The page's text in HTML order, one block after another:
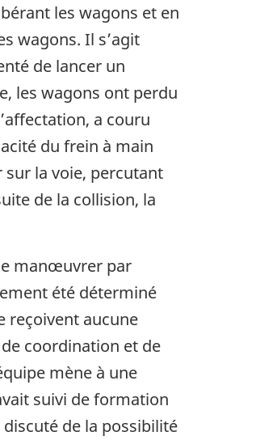
les wagons et en
wagons. Il s’agit
de lancer un
les wagons ont perdu
a couru
du frein à main
la voie, percutant
de la collision, la
manœuvrer par
été déterminé
reçoivent aucune
coordination et de
mène à une
suivi de formation
de la possibilité